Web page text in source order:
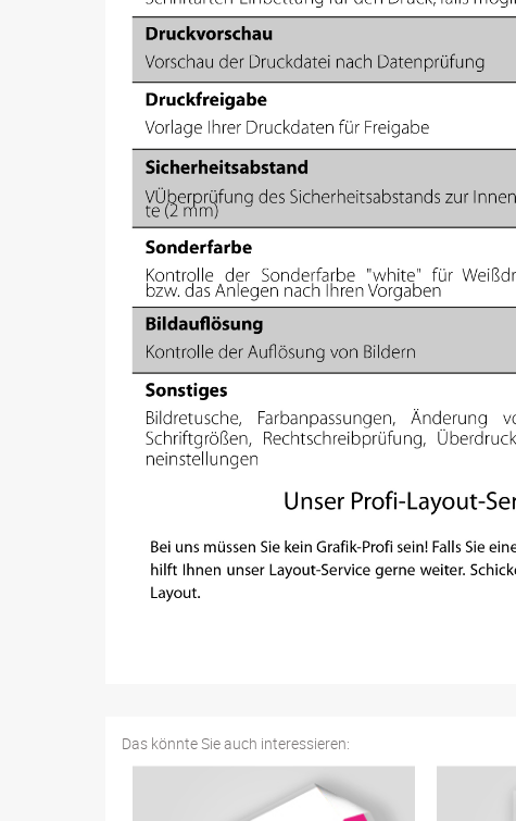
Das könnte Sie auch interessieren: